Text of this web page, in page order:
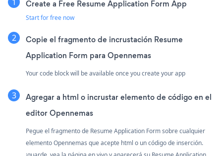
Create a Free Resume Application Form App
Start for free now
Copie el fragmento de incrustación Resume
Application Form para Opennemas
Your code block will be available once you create your app
Agregar a html o incrustar elemento de código en el
editor Opennemas
Pegue el fragmento de Resume Application Form sobre cualquier
elemento Opennemas que acepte html o un código de inserción.